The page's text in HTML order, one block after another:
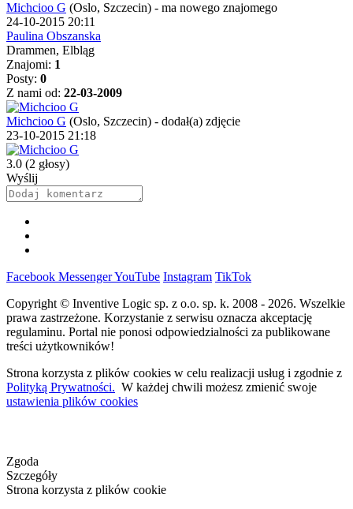
Michcioo G (Oslo, Szczecin) - ma nowego znajomego
24-10-2015 20:11
Paulina Obszanska
Drammen, Elbląg
Znajomi: 1
Posty: 0
Z nami od: 22-03-2009
Michcioo G (Oslo, Szczecin) - dodał(a) zdjęcie
23-10-2015 21:18
3.0 (2 głosy)
Wyślij
Facebook MessengerYouTube Instagram TikTok
Copyright © Inventive Logic sp. z o.o. sp. k. 2008 - 2026. Wszelkie
prawa zastrzeżone. Korzystanie z serwisu oznacza akceptację
regulaminu. Portal nie ponosi odpowiedzialności za publikowane
treści użytkowników!
Strona korzysta z plików cookies w celu realizacji usług i zgodnie z
Polityką Prywatności. W każdej chwili możesz zmienić swoje
ustawienia plików cookies
Zgoda
Szczegóły
Strona korzysta z plików cookie